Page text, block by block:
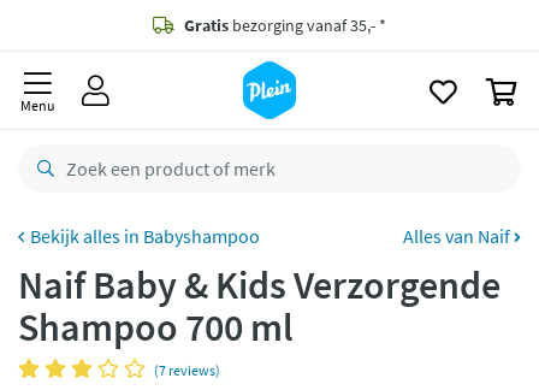
Gratis bezorging vanaf 35,- *
besteld,
retourneren
Betaal met Klarna
Menu
Babyshampoo Alles van Naif
Naif Baby & Kids Verzorgende
Shampoo 700 ml
(7 reviews)